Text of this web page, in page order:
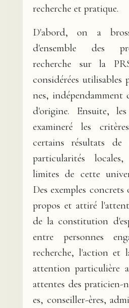
recherche et pratique.
D'abord, on a
d'ensemble des
recherche sur la
considérées utilisables
nes, indépendamment
d'origine. Ensuite,
examineré les
certains résultats de
particularités
limites de cette
Des exemples
propos et attiré
de la constitution
entre personnes
recherche, l'action et
attention particulière
attentes des praticien-
es, conseiller-ères,